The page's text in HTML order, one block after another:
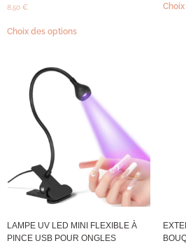
8,50 €
Choix des options
LAMPE UV LED MINI FLEXIBLE À
PINCE USB POUR ONGLES